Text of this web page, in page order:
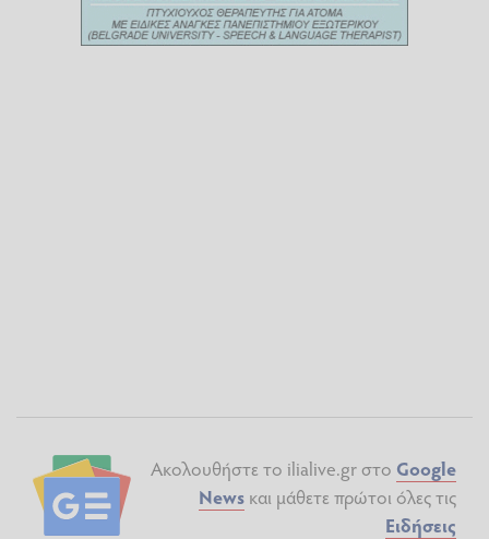
Ακολουθήστε το ilialive.gr στο Google
News και μάθετε πρώτοι όλες τις
Ειδήσεις